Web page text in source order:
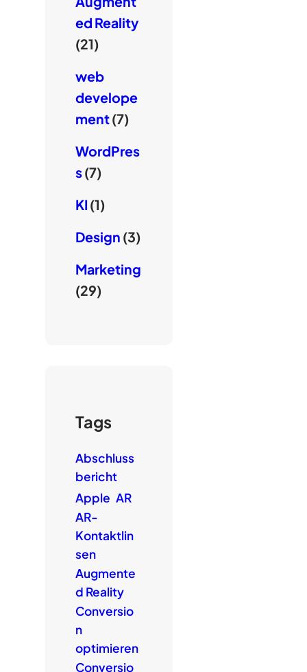
ed Reality
(21)
web
develope
ment(7)
WordPres
s(7)
KI (1)
Design (3)
Marketing
(29)
Tags
Abschluss
bericht
Apple AR
AR-
Kontaktlin
sen
Augmente
d Reality
Conversio
n
optimieren
Conversio